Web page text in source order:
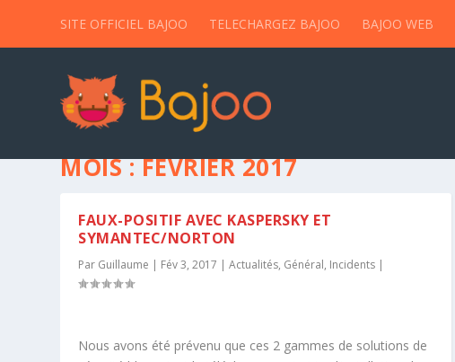
SITE OFFICIEL BAJOO TELECHARGEZ BAJOO BAJOO WEB
MOIS :FÉVRIER 2017
FAUX-POSITIF AVEC KASPERSKY ET
SYMANTEC/NORTON
Par Guillaume | Fév 3, 2017 |Actualités, Général, Incidents |
Nous avons été prévenu que ces 2 gammes de solutions de